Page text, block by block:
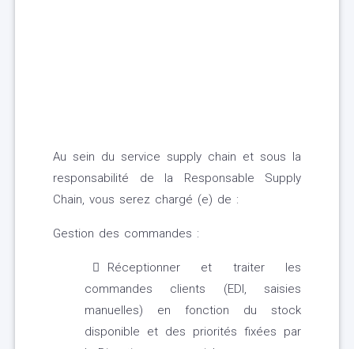
Au sein du service supply chain et sous la
responsabilité de la Responsable Supply
Chain, vous serez chargé (e) de :
Gestion des commandes :
Réceptionner et traiter les
commandes clients (EDI, saisies
manuelles) en fonction du stock
disponible et des priorités fixées par